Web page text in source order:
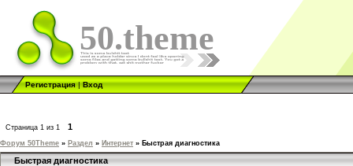
50.theme
Регистрация|Вход
Страница 1 из 1 1
Форум 50Theme » Раздел » Интернет » Быстрая диагностика
Быстрая диагностика